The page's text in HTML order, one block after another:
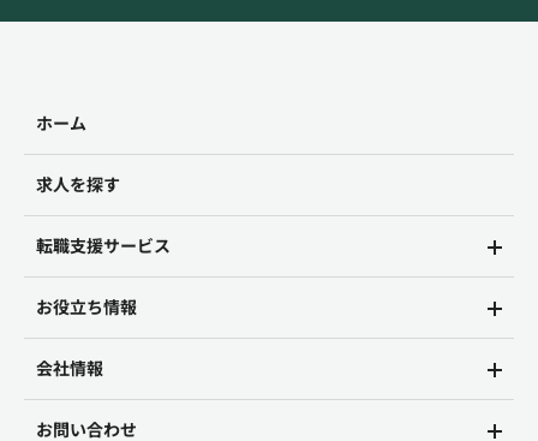
ホーム
求人を探す
転職支援サービス
お役立ち情報
会社情報
お問い合わせ